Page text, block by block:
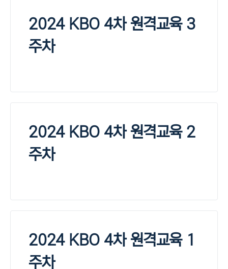
2024 KBO 4차 원격교육 3
주차
2024 KBO 4차 원격교육 2
주차
2024 KBO 4차 원격교육 1
주차